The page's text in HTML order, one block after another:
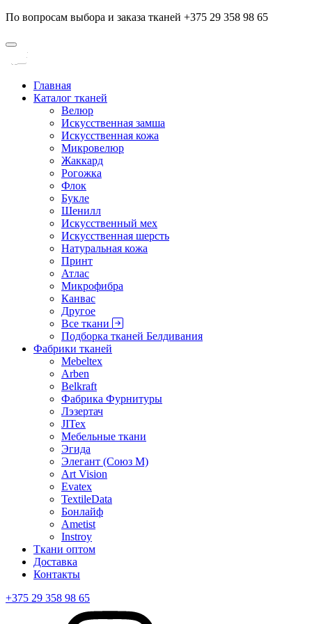
По вопросам выбора и заказа тканей +375 29 358 98 65
Главная
Каталог тканей
Велюр
Искусственная замша
Искусственная кожа
Микровелюр
Жаккард
Рогожка
Флок
Букле
Шенилл
Искусственный мех
Искусственная шерсть
Натуральная кожа
Принт
Атлас
Микрофибра
Канвас
Другое
Все ткани
Подборка тканей Белдивания
Фабрики тканей
Mebeltex
Arben
Belkraft
Фабрика Фурнитуры
Лэзертач
JITex
Мебельные ткани
Эгида
Элегант (Союз М)
Art Vision
Evatex
TextileData
Бонлайф
Ametist
Instroy
Ткани оптом
Доставка
Контакты
+375 29 358 98 65